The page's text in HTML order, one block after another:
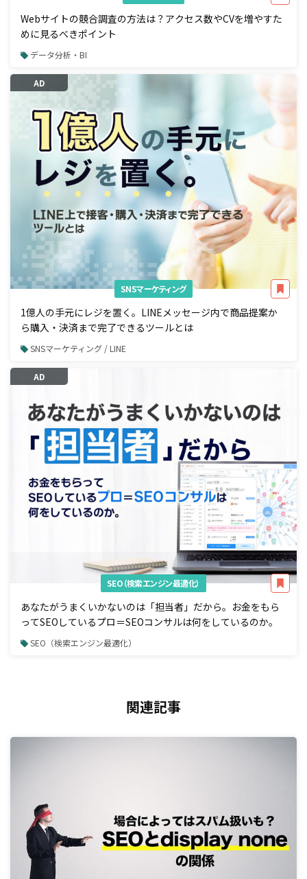
Webサイトの競合調査の方法は？アクセス数やCVを増やすた
めに見るべきポイント
データ分析・BI
AD
SNSマーケティング
1億人の手元にレジを置く。LINEメッセージ内で商品提案か
ら購入・決済まで完了できるツールとは
SNSマーケティング / LINE
AD
SEO（検索エンジン最適化）
あなたがうまくいかないのは「担当者」だから。お金をもら
ってSEOしているプロ＝SEOコンサルは何をしているのか。
SEO（検索エンジン最適化）
関連記事